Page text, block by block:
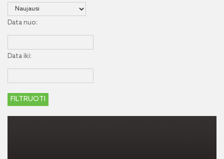
Data nuo:
Data iki: